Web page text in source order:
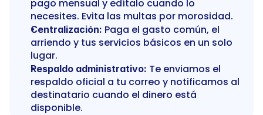
pago mensual y edítalo cuando lo
necesites. Evita las multas por morosidad.
Centralización: Paga el gasto común, el
arriendo y tus servicios básicos en un solo
lugar.
Respaldo administrativo: Te enviamos el
respaldo oficial a tu correo y notificamos al
destinatario cuando el dinero está
disponible.